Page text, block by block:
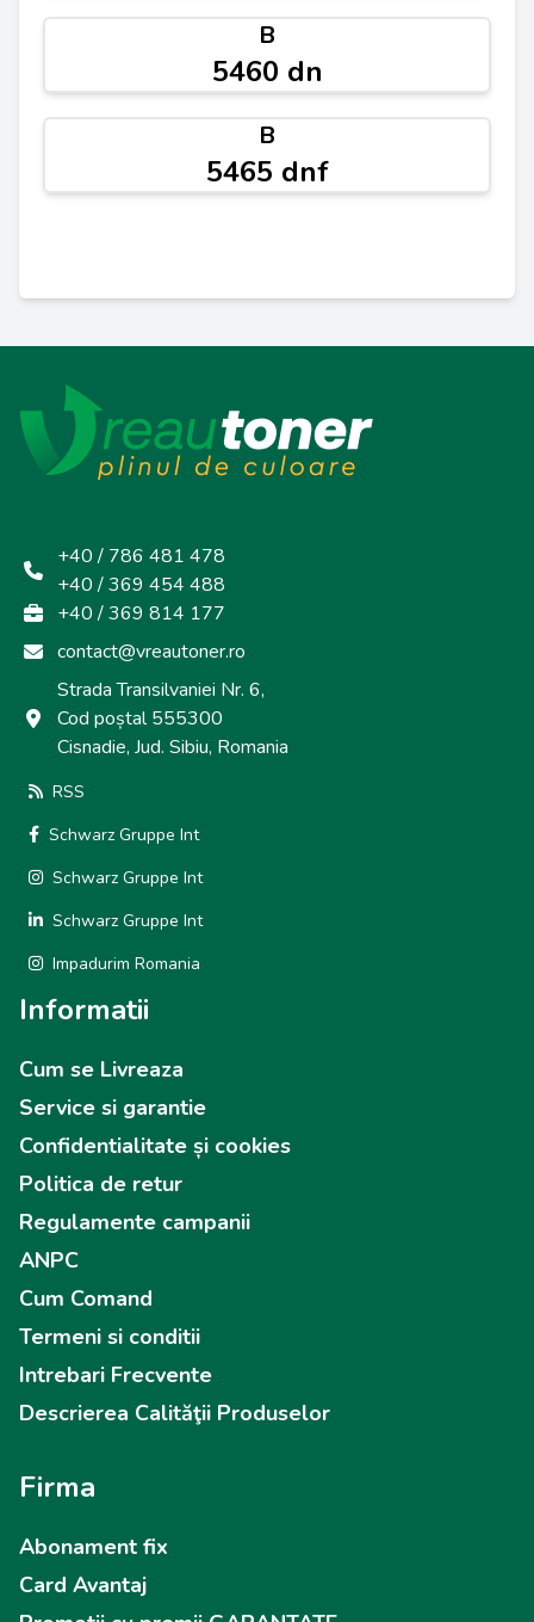
B
5460 dn
B
5465 dnf
+40 / 786 481 478
+40 / 369 454 488
+40 / 369 814 177
contact@vreautoner.ro
Strada Transilvaniei Nr. 6,
Cod poștal 555300
Cisnadie, Jud. Sibiu, Romania
RSS
Schwarz Gruppe Int
Schwarz Gruppe Int
Schwarz Gruppe Int
Impadurim Romania
Informatii
Cum se Livreaza
Service si garantie
Confidentialitate și cookies
Politica de retur
Regulamente campanii
ANPC
Cum Comand
Termeni si conditii
Intrebari Frecvente
Descrierea Calităţii Produselor
Firma
Abonament fix
Card Avantaj